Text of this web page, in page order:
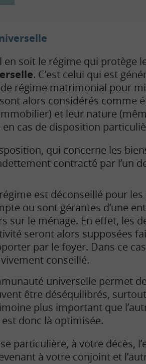
en soit le régime qui protège
. C’est celui qui est
régime matrimonial pour
alors considérés comme
et leur nature
cas de disposition
qui concerne les
contracté par l’un
est déconseillé pour
ou sont gérantes d’une
sur le ménage. En effet, les
seront alors supposées
par le foyer. Dans ce
conseillé.
universelle permet
être déséquilibrés,
plus important que
donc là optimisée.
particulière, à votre décès,
à votre conjoint et